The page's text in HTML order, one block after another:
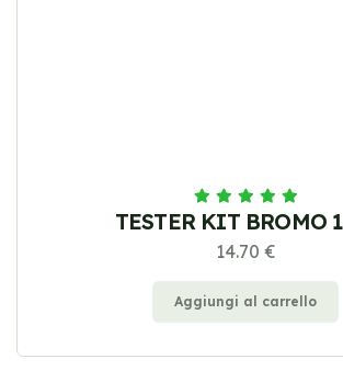
TESTER KIT BROMO
14.70 €
Aggiungi al carrello